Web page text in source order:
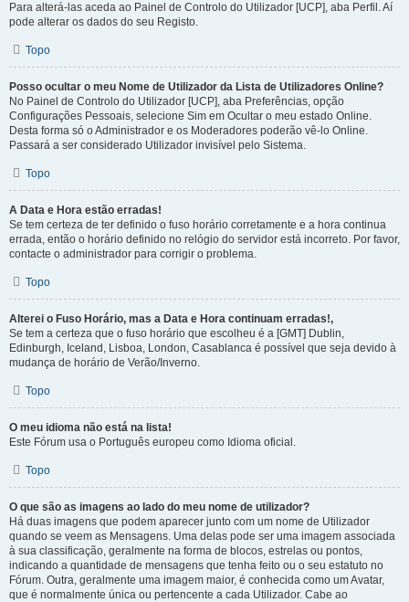
Para alterá-las aceda ao Painel de Controlo do Utilizador [UCP], aba Perfil. Aí
pode alterar os dados do seu Registo.
Topo
Posso ocultar o meu Nome de Utilizador da Lista de Utilizadores Online?
No Painel de Controlo do Utilizador [UCP], aba Preferências, opção
Configurações Pessoais, selecione Sim em Ocultar o meu estado Online.
Desta forma só o Administrador e os Moderadores poderão vê-lo Online.
Passará a ser considerado Utilizador invisível pelo Sistema.
Topo
A Data e Hora estão erradas!
Se tem certeza de ter definido o fuso horário corretamente e a hora continua
errada, então o horário definido no relógio do servidor está incorreto. Por favor,
contacte o administrador para corrigir o problema.
Topo
Alterei o Fuso Horário, mas a Data e Hora continuam erradas!,
Se tem a certeza que o fuso horário que escolheu é a [GMT] Dublin,
Edinburgh, Iceland, Lisboa, London, Casablanca é possível que seja devido à
mudança de horário de Verão/Inverno.
Topo
O meu idioma não está na lista!
Este Fórum usa o Português europeu como Idioma oficial.
Topo
O que são as imagens ao lado do meu nome de utilizador?
Há duas imagens que podem aparecer junto com um nome de Utilizador
quando se veem as Mensagens. Uma delas pode ser uma imagem associada
à sua classificação, geralmente na forma de blocos, estrelas ou pontos,
indicando a quantidade de mensagens que tenha feito ou o seu estatuto no
Fórum. Outra, geralmente uma imagem maior, é conhecida como um Avatar,
que é normalmente única ou pertencente a cada Utilizador. Cabe ao